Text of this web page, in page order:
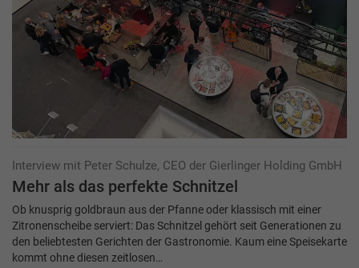
Interview mit Peter Schulze, CEO der Gierlinger Holding GmbH
Mehr als das perfekte Schnitzel
Ob knusprig goldbraun aus der Pfanne oder klassisch mit einer
Zitronenscheibe serviert: Das Schnitzel gehört seit Generationen zu
den beliebtesten Gerichten der Gastronomie. Kaum eine Speisekarte
kommt ohne diesen zeitlosen…